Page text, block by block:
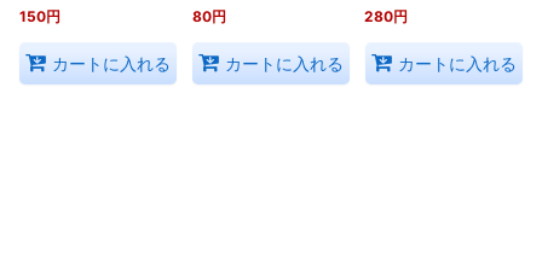
150円
カートに入れる
80円
カートに入れる
280円
カートに入れる